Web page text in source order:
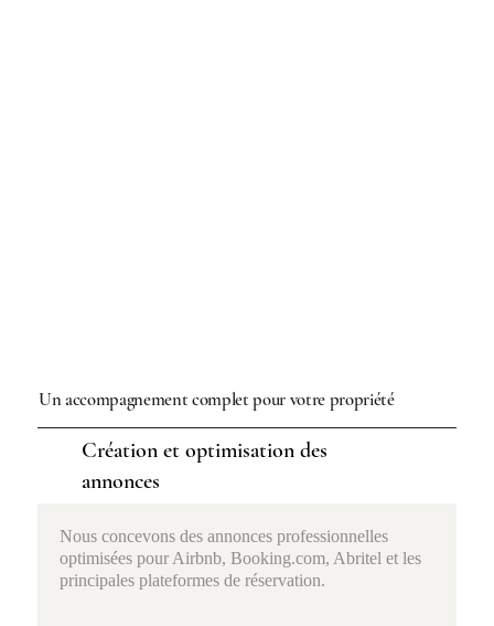
Un accompagnement complet pour votre propriété
Création et optimisation des
annonces
Nous concevons des annonces professionnelles
optimisées pour Airbnb, Booking.com, Abritel et les
principales plateformes de réservation.